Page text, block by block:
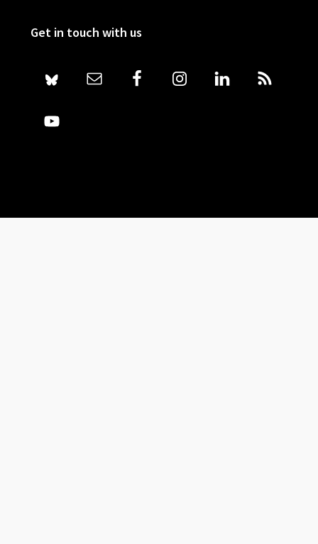
Get in touch with us